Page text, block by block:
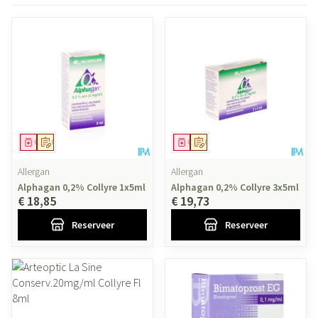
Op voorschrift
Geneesmiddel
Allergan
Alphagan 0,2% Collyre 1x5ml
€ 18,85
Reserveer
Op voorschrift
Geneesmiddel
Allergan
Alphagan 0,2% Collyre 3x5ml
€ 19,73
Reserveer